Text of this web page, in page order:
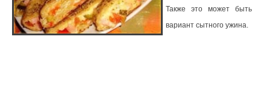
Также это может быть
вариант сытного ужина.